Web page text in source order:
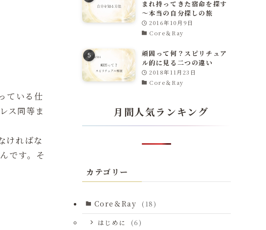
ている仕
ス同等ま
ければな
です。そ
まれ持ってきた宿命を探す
～本当の自分探しの旅
2016年10月9日
Core＆Ray
頑固って何？スピリチュア
ル的に見る二つの違い
2018年11月23日
Core＆Ray
月間人気ランキング
カテゴリー
Core＆Ray (18)
はじめに
(6)